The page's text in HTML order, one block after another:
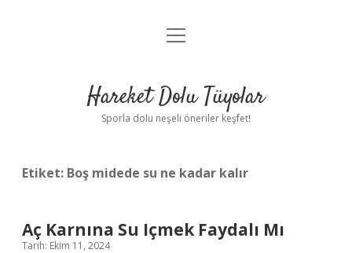
Anasayfa
Yasal Uyarı
menüyü
Hareket Dolu Tüyolar
Sporla dolu neşeli öneriler keşfet!
Etiket: Boş midede su ne kadar kalır
Aç Karnına Su Içmek Faydalı Mı
Tarih: Ekim 11, 2024